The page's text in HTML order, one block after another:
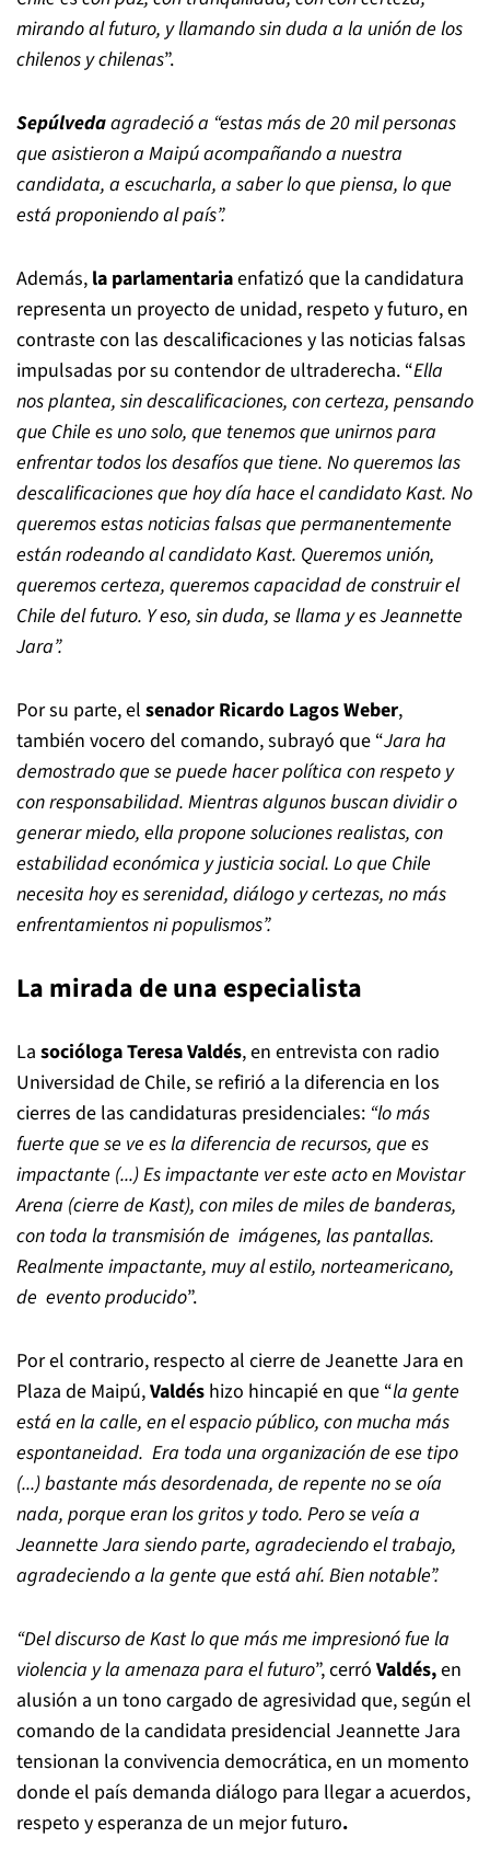
mirando al futuro, y llamando sin duda a la unión de los
chilenos y chilenas”.
Sepúlvedaagradeció a “estas más de 20 mil personas
que asistieron a Maipú acompañando a nuestra
candidata, a escucharla, a saber lo que piensa, lo que
está proponiendo al país”.
Además, la parlamentariaenfatizó que la candidatura
representa un proyecto de unidad, respeto y futuro, en
contraste con las descalificaciones y las noticias falsas
impulsadas por su contendor de ultraderecha. “Ella
nos plantea, sin descalificaciones, con certeza, pensando
que Chile es uno solo, que tenemos que unirnos para
enfrentar todos los desafíos que tiene. No queremos las
descalificaciones que hoy día hace el candidato Kast. No
queremos estas noticias falsas que permanentemente
están rodeando al candidato Kast. Queremos unión,
queremos certeza, queremos capacidad de construir el
Chile del futuro. Y eso, sin duda, se llama y es Jeannette
Jara”.
Por su parte, el senador Ricardo Lagos Weber,
también vocero del comando, subrayó que “Jara ha
demostrado que se puede hacer política con respeto y
con responsabilidad. Mientras algunos buscan dividir o
generar miedo, ella propone soluciones realistas, con
estabilidad económica y justicia social. Lo que Chile
necesita hoy es serenidad, diálogo y certezas, no más
enfrentamientos ni populismos”.
La mirada de una especialista
La socióloga Teresa Valdés, en entrevista con radio
Universidad de Chile, se refirió a la diferencia en los
cierres de las candidaturas presidenciales: “lo más
fuerte que se ve es la diferencia de recursos, que es
impactante (...) Es impactante ver este acto en Movistar
Arena (cierre de Kast), con miles de miles de banderas,
con toda la transmisión de imágenes, las pantallas.
Realmente impactante, muy al estilo, norteamericano,
de evento producido”.
Por el contrario, respecto al cierre de Jeanette Jara en
Plaza de Maipú,Valdés hizo hincapié en que “la gente
está en la calle, en el espacio público, con mucha más
espontaneidad. Era toda una organización de ese tipo
(...) bastante más desordenada, de repente no se oía
nada, porque eran los gritos y todo. Pero se veía a
Jeannette Jara siendo parte, agradeciendo el trabajo,
agradeciendo a la gente que está ahí. Bien notable”.
“Del discurso de Kast lo que más me impresionó fue la
violencia y la amenaza para el futuro”, cerró Valdés,en
alusión a un tono cargado de agresividad que, según el
comando de la candidata presidencial Jeannette Jara
tensionan la convivencia democrática, en un momento
donde el país demanda diálogo para llegar a acuerdos,
respeto y esperanza de un mejor futuro.